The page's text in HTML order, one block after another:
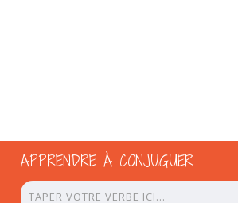
APPRENDRE À CONJUGUER